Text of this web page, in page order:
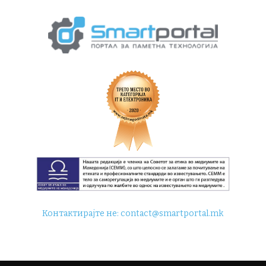
Контактирајте не:contact@smartportal.mk